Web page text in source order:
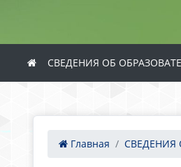
СВЕДЕНИЯ ОБ
Главная СВЕДЕНИЯ